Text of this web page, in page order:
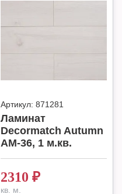
Артикул: 871281
Ламинат
Decormatch Autumn
AM-36, 1 м.кв.
2310 ₽
кв. м.